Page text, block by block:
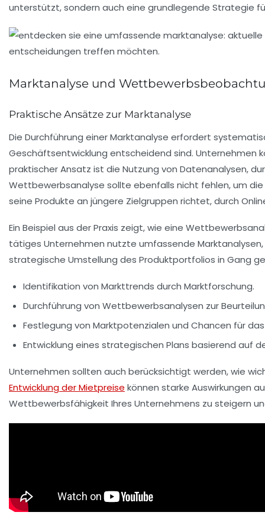
unterstützt, sondern auch eine grundlegende Strategie
Marktanalyse und
Praktische Ansätze zur Marktanalyse
Die Durchführung einerMarktanalyse erfordert
Geschäftsentwicklung entscheidend sind. Unternehmen
praktischer Ansatz ist die Nutzung von Datenanalysen,
Wettbewerbsanalyse sollte ebenfalls nicht fehlen, um
seine Produkte an jüngere Zielgruppen richtet, durch
Ein Beispiel aus der Praxis zeigt, wie eine
tätiges Unternehmen nutzte umfassende
strategische Umstellung des Produktportfolios in Gang
Identifikation von Markttrends durch Marktforschung.
Durchführung von Wettbewerbsanalysen zur
Festlegung von Marktpotenzialen und Chancen für
Entwicklung eines strategischen Plans basierend auf
Unternehmen sollten auch berücksichtigt werden, wie
Entwicklung der Mietpreise können starke Auswirkungen
Wettbewerbsfähigkeit Ihres Unternehmens zu steigern